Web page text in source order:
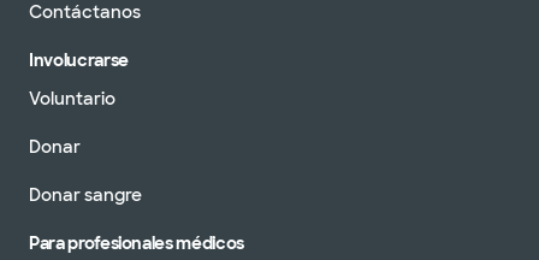
Contáctanos
Involucrarse
Voluntario
Donar
Donar sangre
Para profesionales médicos